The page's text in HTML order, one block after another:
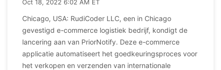
Oct 18, 2022 6:02 AM ET
Chicago, USA: RudiCoder LLC, een in Chicago
gevestigd e-commerce logistiek bedrijf, kondigt de
lancering aan van PriorNotify. Deze e-commerce
applicatie automatiseert het goedkeuringsproces voor
het verkopen en verzenden van internationale